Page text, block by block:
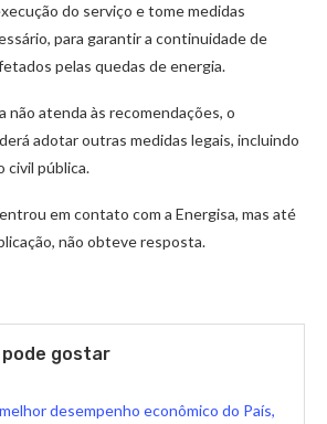
do serviço e tome medidas
para garantir a continuidade de
pelas quedas de energia.
não atenda às recomendações, o
adotar outras medidas legais, incluindo
civil pública.
em contato com a Energisa, mas até
não obteve resposta.
gostar
desempenho econômico do País,